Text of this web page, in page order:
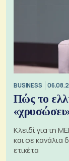
BUSINESS
Πώς το
Κλειδί για τη
και σε κανάλια
ετικέτα